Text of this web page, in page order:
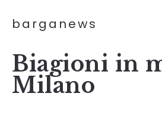
barganews
Biagioni in
Milano